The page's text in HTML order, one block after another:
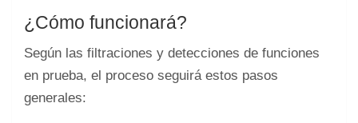
¿Cómo funcionará?
Según las filtraciones y detecciones de funciones
en prueba, el proceso seguirá estos pasos
generales: